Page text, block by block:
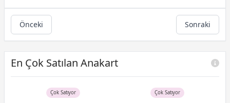
Önceki Sonraki
En Çok Satılan Anakart
Çok Satıyor Çok Satıyor